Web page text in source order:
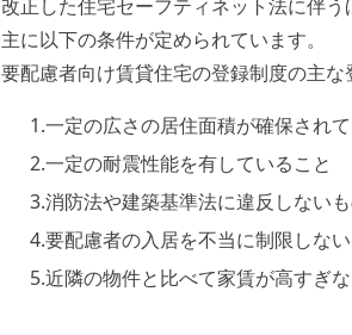
改正した住宅セーフティネット法に伴
主に以下の条件が定められています。
要配慮者向け賃貸住宅の登録制度の主な
1.一定の広さの居住面積が確保され
2.一定の耐震性能を有していること
3.消防法や建築基準法に違反しない
4.要配慮者の入居を不当に制限しな
5.近隣の物件と比べて家賃が高すぎ